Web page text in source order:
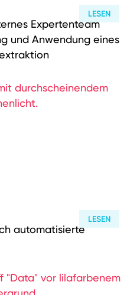
LESEN
Expertenteam
und Anwendung eines
LESEN
automatisierte